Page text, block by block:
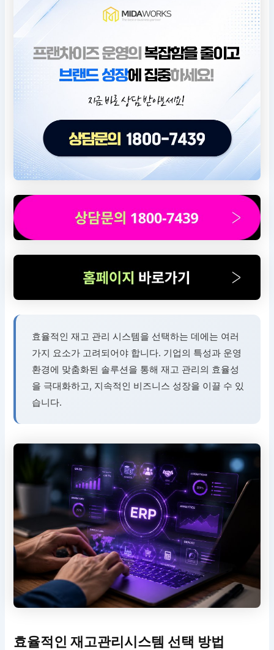
효율적인 재고 관리 시스템을 선택하는 데에는 여러
가지 요소가 고려되어야 합니다. 기업의 특성과 운영
환경에 맞춤화된 솔루션을 통해 재고 관리의 효율성
을 극대화하고, 지속적인 비즈니스 성장을 이끌 수 있
습니다.
효율적인 재고관리시스템 선택 방법